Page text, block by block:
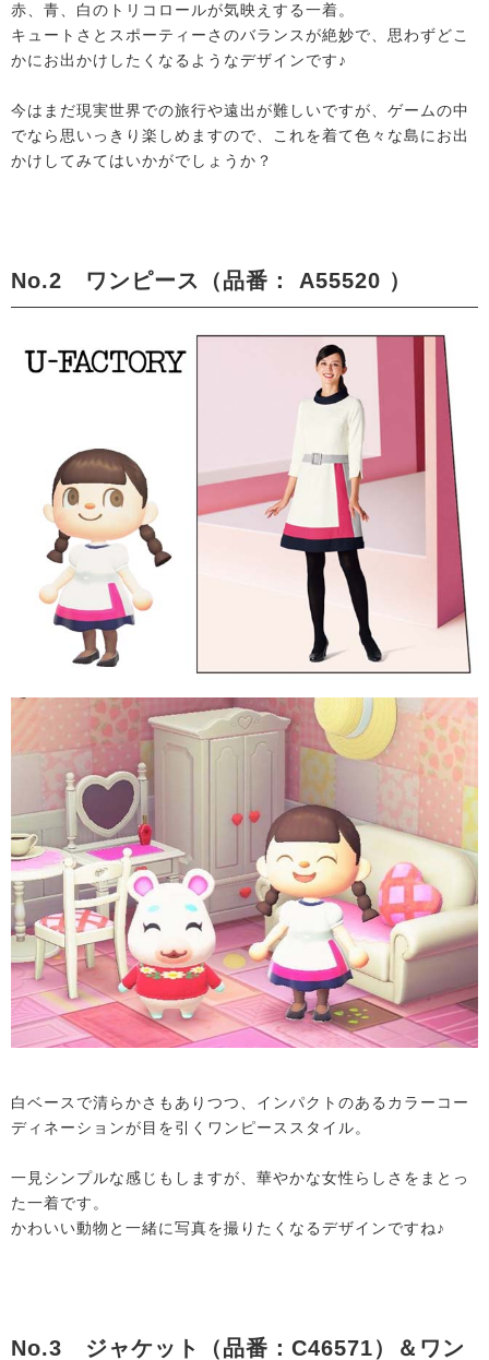
赤、青、白のトリコロールが気映えする一着。
キュートさとスポーティーさのバランスが絶妙で、思わずどこ
かにお出かけしたくなるようなデザインです♪
今はまだ現実世界での旅行や遠出が難しいですが、ゲームの中
でなら思いっきり楽しめますので、これを着て色々な島にお出
かけしてみてはいかがでしょうか？
No.2 ワンピース（品番： A55520 ）
白ベースで清らかさもありつつ、インパクトのあるカラーコー
ディネーションが目を引くワンピーススタイル。
一見シンプルな感じもしますが、華やかな女性らしさをまとっ
た一着です。
かわいい動物と一緒に写真を撮りたくなるデザインですね♪
No.3 ジャケット（品番：C46571）＆ワン